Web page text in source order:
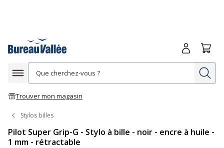
Afficher la navigation
Trouver mon magasin
Me
Stylos billes
Pilot Super Grip-G - Stylo à bille - noir - encre à huile -
1 mm - rétractable